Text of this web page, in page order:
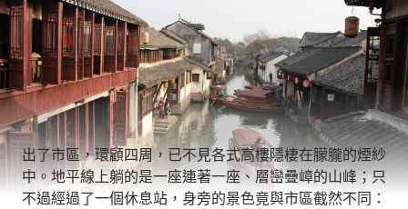
出了市區，環顧四周，已不見各式高樓隱棲在朦朧的煙紗
中。地平線上躺的是一座連著一座、層巒疊嶂的山峰；只
不過經過了一個休息站，身旁的景色竟與市區截然不同：